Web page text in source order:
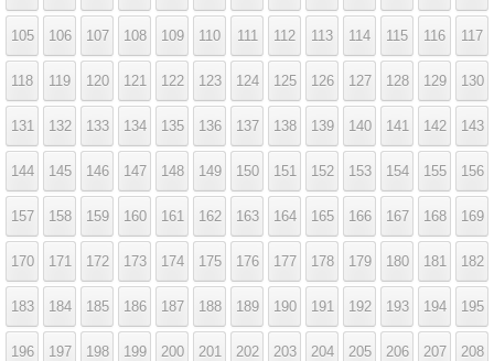
105 106 107 108 109 110 111 112 113 114 115 116 117
118 119 120 121 122 123 124 125 126 127 128 129 130
131 132 133 134 135 136 137 138 139 140 141 142 143
144 145 146 147 148 149 150 151 152 153 154 155 156
157 158 159 160 161 162 163 164 165 166 167 168 169
170 171 172 173 174 175 176 177 178 179 180 181 182
183 184 185 186 187 188 189 190 191 192 193 194 195
196 197 198 199 200 201 202 203 204 205 206 207 208